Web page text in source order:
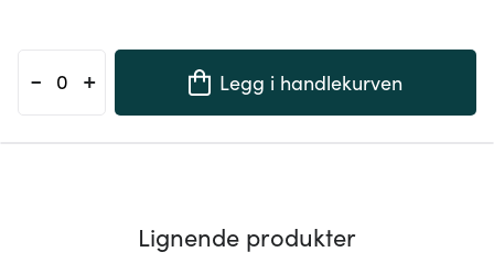
- + Legg i handlekurven
Lignende produkter